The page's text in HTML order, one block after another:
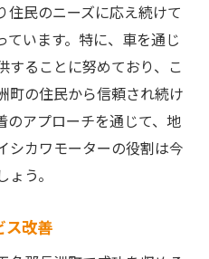
住民のニーズに応え続けて
います。特に、車を通じ
することに努めており、こ
町の住民から信頼され続け
のアプローチを通じて、地
シカワモーターの役割は今
う。
ス改善